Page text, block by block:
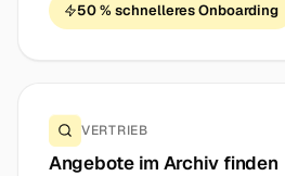
50 % schnelleres Onboarding
VERTRIEB
Angebote im Archiv finden